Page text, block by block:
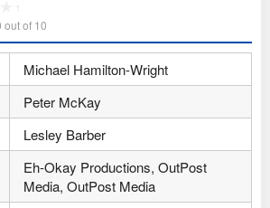
out of 10
Michael Hamilton-Wright
Peter McKay
Lesley Barber
Eh-Okay Productions, OutPost
Media, OutPost Media